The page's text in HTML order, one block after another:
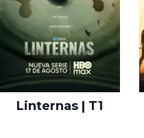
Linternas | T1